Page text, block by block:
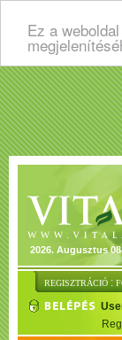
Ez a
2026. Augusztus
REGISZTRÁCIÓ :